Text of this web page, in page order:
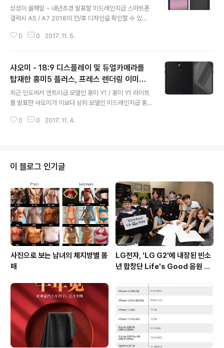
삼성이 올해말 ~ 내년초경 발표할 미드레인지급 스마트폰
갤럭시 A5 / A7 2018의 전/후 디자인을 확인할 수 있는
이미지를 통해 갤럭시 A5 / A7 2018은 알려진것과 같이
시 S8 / 갤럭시노트8과 같이 전면 홈버튼이 사라진채 후면
에 지문인식스캐너가 배치되었습니다. 또한, 측면에 음성
인식 AI서비스인 빅스비를 지원하는 빅스비버 튼이 위치하
고, 하단에 3.5mm 이어폰잭 및 USB Type-C 포트가 배
치되어 A5 / A7 2017 시리즈에 비해 대폭적인 디자인 변
화가 있는 것을 알 수 있씁니다. * 갤럭시 A5 / A7 2018
0 0 2017. 11. 5.
샤오미 - 18:9 디스플레이 및 듀얼카메라를
탑재한 홍미5 플러스, 프레스 렌더링 이미지
유출
최근 인도에서 엔트리급 모델인 홍미 Y1 / 홍미 Y1 라이트
를 발표한 샤오미가 이보다 상위 모델인 미드레인지급 홍
머와 함께 공개된 프레스 렌더링 이미지에 따르면, 홍미5
식스캐너가 위치하고 있는 것이 특징입니다. 또한, 듀얼SI
M과 스냅드래곤 625 또는 스냅드래곤 630 옥타코어 프
로세서, 베이스 모델 기준 3GB RAM / 32GB ROM을 탑
재할 것으로 보이며, 최근 모델들과 같이 안드로이드 7.1.2
기반의 MIUI9을 사용할 것으로 알려졌습니다. 출처 : GS
MArena外
0 0 2017. 11. 4.
이 블로그 인기글
사진으로 보는 남녀의 체지방별 몸
매
LG전자, 'LG G2'에 내장된 빈소
년 합창단 Life's Good 음원 공